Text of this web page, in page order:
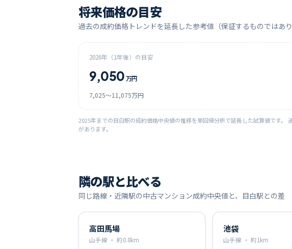
将来価格の目安
過去の成約価格トレンドを延長した参考値（保証するものではあり
2026年（1年後）の目安
9,050 万円
7,025〜11,075万円
2025年までの目白駅の成約価格中央値の推移を単回帰分析で延長した試算値です
があります。
隣の駅と比べる
同じ路線・近隣駅の中古マンション成約中央値と、 目白駅との差
高田馬場
山手線 ・ 約0.8km
池袋
山手線 ・ 約1km